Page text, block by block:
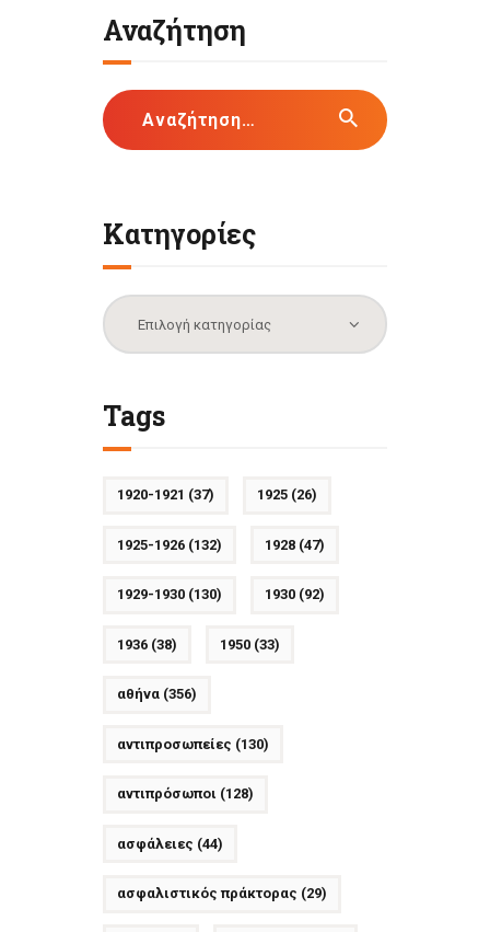
Αναζήτηση
Αναζήτηση
για:
Κατηγορίες
Κατηγορίες
Tags
1920-1921 (37) 1925(26)
1925-1926(132) 1928(47)
1929-1930(130) 1930(92)
1936(38) 1950(33)
αθήνα(356)
αντιπροσωπείες (130)
αντιπρόσωποι (128)
ασφάλειες (44)
ασφαλιστικός πράκτορας (29)